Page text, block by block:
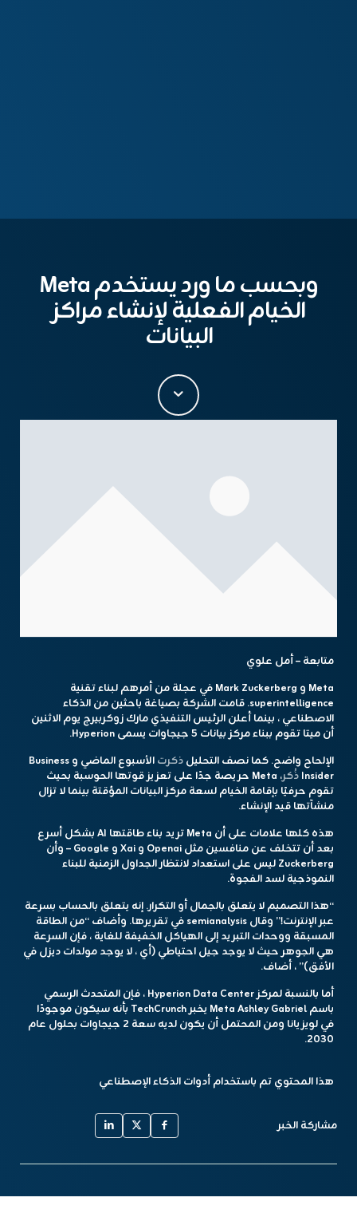
وبحسب ما ورد يستخدم Meta
الخيام الفعلية لإنشاء مراكز
البيانات
متابعة – أمل علوي
Meta و Mark Zuckerberg في عجلة من أمرهم لبناء تقنية
superintelligence. قامت الشركة بصياغة باحثين من الذكاء
الاصطناعي ، بينما أعلن الرئيس التنفيذي مارك زوكربيرج يوم الاثنين
أن ميتا تقوم ببناء مركز بيانات 5 جيجاوات يسمى Hyperion.
الإلحاح واضح. كما نصف التحليلذكرت
الأسبوع الماضي و Business
Insiderذُكر
، Meta حريصة جدًا على تعزيز قوتها الحوسبة بحيث
تقوم حرفيًا بإقامة الخيام لسعة مركز البيانات المؤقتة بينما لا تزال
منشآتها قيد الإنشاء.
هذه كلها علامات على أن Meta تريد بناء طاقتها AI بشكل أسرع
بعد أن تتخلف عن منافسين مثل Openai و Xai و Google – وأن
Zuckerberg ليس على استعداد لانتظار الجداول الزمنية للبناء
النموذجية لسد الفجوة.
“هذا التصميم لا يتعلق بالجمال أو التكرار. إنه يتعلق بالحساب بسرعة
عبر الإنترنت!” وقال semianalysis في تقريرها. وأضاف “من الطاقة
المسبقة ووحدات التبريد إلى الهياكل الخفيفة للغاية ، فإن السرعة
هي الجوهر حيث لا يوجد جيل احتياطي (أي ، لا يوجد مولدات ديزل في
الأفق)” ، أضاف.
أما بالنسبة لمركز Hyperion Data Center ، فإن المتحدث الرسمي
باسم Meta Ashley Gabriel يخبر TechCrunch بأنه سيكون موجودًا
في لويزيانا ومن المحتمل أن يكون لديه سعة 2 جيجاوات بحلول عام
2030.
هذا المحتوي تم باستخدام أدوات الذكاء الإصطناعي
مشاركة الخبر